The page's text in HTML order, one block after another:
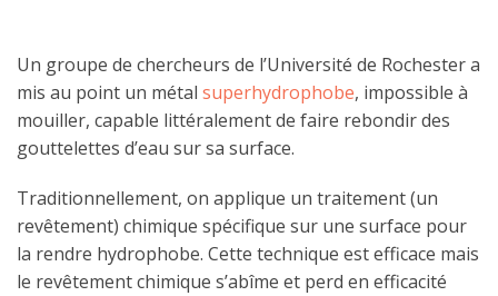
Un groupe de chercheurs de l’Université de Rochester a
mis au point un métal superhydrophobe, impossible à
mouiller, capable littéralement de faire rebondir des
gouttelettes d’eau sur sa surface.
Traditionnellement, on applique un traitement (un
revêtement) chimique spécifique sur une surface pour
la rendre hydrophobe. Cette technique est efficace mais
le revêtement chimique s’abîme et perd en efficacité